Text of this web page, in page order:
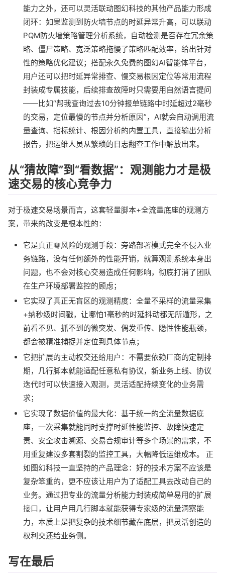
能力之外，还可以灵活联动图幻科技的其他产品能力形成
闭环：如果监测到防火墙节点的时延异常升高，可以联动
PQM防火墙策略管理分析系统，自动检测是否存在冗余策
略、僵尸策略、宽泛策略拖慢了策略匹配效率，给出针对
性的策略优化建议；搭配永久免费的图幻AI智能体平台，
用户还可以把时延异常排查、慢交易根因定位等常用流程
封装成专属技能，后续排查故障时只需要用自然语言提问
——比如“帮我查询过去10分钟报单链路中时延超过2毫秒
的交易，定位最慢的节点并分析原因”，AI就会自动调用流
量查询、指标统计、根因分析的内置工具，直接输出分析
报告，把运维人员从繁琐的日志翻查工作中解放出来。
从“猜故障”到“看数据”：观测能力才是极
速交易的核心竞争力
对于极速交易场景而言，这套轻量脚本+全流量底座的观测方
案，带来的改变是根本性的：
它是真正零风险的观测手段：旁路部署模式完全不侵入业
务链路，没有任何额外的性能开销，就算观测系统本身出
问题，也不会对核心交易造成任何影响，彻底打消了团队
在生产环境部署监控的顾虑；
它实现了真正无盲区的观测精度：全量不采样的流量采集
+纳秒级时间戳，让哪怕1毫秒的时延抖动都无所遁形，之
前看不见、抓不到的微突发、偶发重传、隐性性能瓶颈，
都会被精准捕捉并定位到具体节点；
它把扩展的主动权交还给用户：不需要依赖厂商的定制排
期，几行脚本就能适配任意私有协议，新业务上线、协议
迭代时可以快速接入观测，灵活适配持续变化的业务需
求；
它实现了数据价值的最大化：基于统一的全流量数据底
座，一次采集就能同时支撑时延性能监控、故障快速定
责、安全攻击溯源、交易合规审计等多个场景的需求，不
用重复建设多套割裂的监控工具，大幅降低运维成本。 正
如图幻科技一直坚持的产品理念：好的技术方案不应该是
复杂笨重的，更不应该让用户为了适配工具去改动自己的
业务。通过把专业的流量分析能力封装成简单易用的扩展
接口，让用户用几行脚本就能获得专家级的流量洞察能
力，本质上是把复杂的技术细节藏在底层，把灵活创造的
权利交还给业务侧。
写在最后